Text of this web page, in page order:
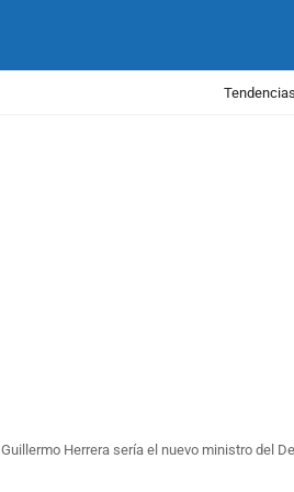
Guillermo Herrera sería el nuevo ministro del